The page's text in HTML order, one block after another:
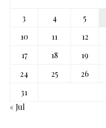
3
4 5
10
11 12
17
18 19
24
25 26
31
« Jul